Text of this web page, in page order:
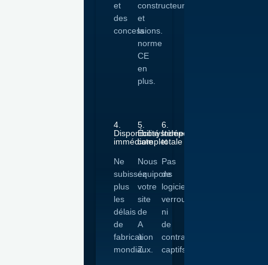
et
des
concessions.
constructeur
et
la
norme
CE
en
plus.
4.
Disponibilité
immédiate
Ne
subissez
plus
les
délais
de
fabrication
mondiaux.
5.
Écosystème
complet
Nous
équipons
votre
site
de
A
à
Z.
6.
Indépendance
totale
Pas
de
logiciels
verrouillés
ni
de
contrats
captifs.